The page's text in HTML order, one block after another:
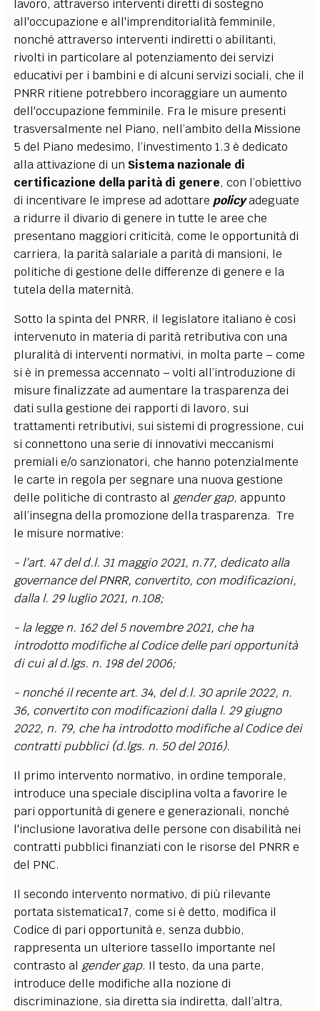
lavoro, attraverso interventi diretti di sostegno
all'occupazione e all'imprenditorialità femminile,
nonché attraverso interventi indiretti o abilitanti,
rivolti in particolare al potenziamento dei servizi
educativi per i bambini e di alcuni servizi sociali, che il
PNRR ritiene potrebbero incoraggiare un aumento
dell'occupazione femminile. Fra le misure presenti
trasversalmente nel Piano, nell’ambito della Missione
5 del Piano medesimo, l’investimento 1.3 è dedicato
alla attivazione di un Sistema nazionale di
certificazione della parità di genere, con l’obiettivo
di incentivare le imprese ad adottare policyadeguate
a ridurre il divario di genere in tutte le aree che
presentano maggiori criticità, come le opportunità di
carriera, la parità salariale a parità di mansioni, le
politiche di gestione delle differenze di genere e la
tutela della maternità.
Sotto la spinta del PNRR, il legislatore italiano è così
intervenuto in materia di parità retributiva con una
pluralità di interventi normativi, in molta parte – come
si è in premessa accennato – volti all’introduzione di
misure finalizzate ad aumentare la trasparenza dei
dati sulla gestione dei rapporti di lavoro, sui
trattamenti retributivi, sui sistemi di progressione, cui
si connettono una serie di innovativi meccanismi
premiali e/o sanzionatori, che hanno potenzialmente
le carte in regola per segnare una nuova gestione
delle politiche di contrasto al gender gap, appunto
all’insegna della promozione della trasparenza. Tre
le misure normative:
- l’art. 47 del d.l. 31 maggio 2021, n.77, dedicato alla
governance del PNRR, convertito, con modificazioni,
dalla l. 29 luglio 2021, n.108;
- la legge n. 162 del 5 novembre 2021, che ha
introdotto modifiche al Codice delle pari opportunità
di cui al d.lgs. n. 198 del 2006;
- nonché il recente art. 34, del d.l. 30 aprile 2022, n.
36, convertito con modificazioni dalla l. 29 giugno
2022, n. 79, che ha introdotto modifiche al Codice dei
contratti pubblici (d.lgs. n. 50 del 2016).
Il primo intervento normativo, in ordine temporale,
introduce una speciale disciplina volta a favorire le
pari opportunità di genere e generazionali, nonché
l'inclusione lavorativa delle persone con disabilità nei
contratti pubblici finanziati con le risorse del PNRR e
del PNC.
Il secondo intervento normativo, di più rilevante
portata sistematica17, come si è detto, modifica il
Codice di pari opportunità e, senza dubbio,
rappresenta un ulteriore tassello importante nel
contrasto al gender gap. Il testo, da una parte,
introduce delle modifiche alla nozione di
discriminazione, sia diretta sia indiretta, dall’altra,